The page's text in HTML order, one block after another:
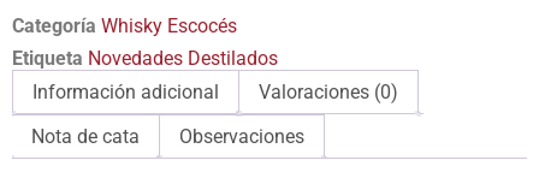
Categoría Whisky Escocés
Etiqueta Novedades Destilados
Información adicional
Valoraciones (0)
Nota de cata
Observaciones